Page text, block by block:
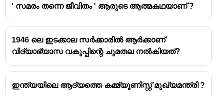
' സമരം തന്നെ ജീവിതം ' ആരുടെ ആത്മകഥയാണ് ?
1946 ലെ ഇടക്കാല സർക്കാരിൽ ആർക്കാണ്
വിദ്യാഭ്യാസ വകുപ്പിന്റെ ചുമതല നൽകിയത്?
ഇന്ത്യയിലെ ആദ്യത്തെ കമ്മ്യൂണിസ്റ്റ് മുഖ്യമന്ത്രി ?